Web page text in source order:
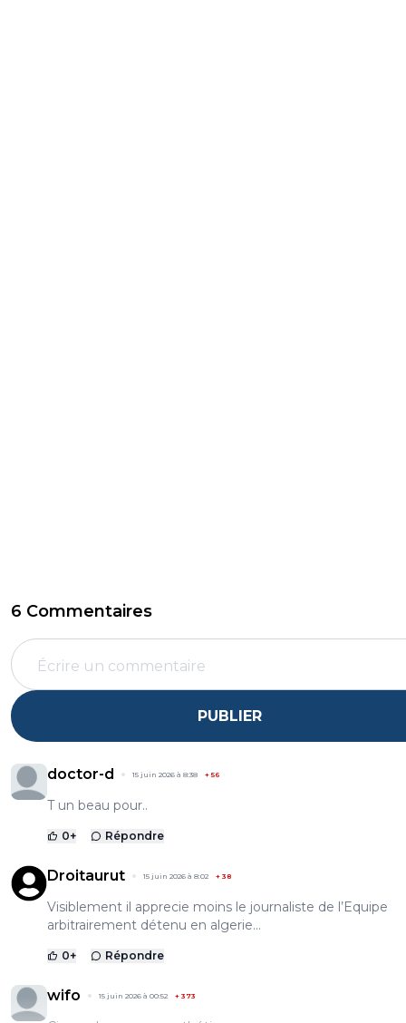
6 Commentaires
PUBLIER
doctor-d 15 juin 2026 à 8:38 +56
T un beau pour..
0+ Répondre
Droitaurut 15 juin 2026 à 8:02 + 38
Visiblement il apprecie moins le journaliste de l’Equipe
arbitrairement détenu en algerie...
0+ Répondre
wifo 15 juin 2026 à 00:52 + 373